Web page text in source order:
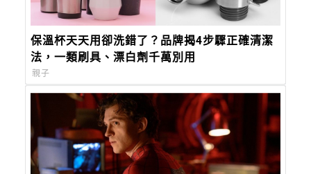
保溫杯天天用卻洗錯了？品牌揭4步驟正確清潔
法，一類刷具、漂白劑千萬別用
親子